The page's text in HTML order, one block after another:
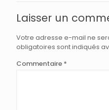
Laisser un
Votre adresse e-mail ne
obligatoires sont indiqués
Commentaire *